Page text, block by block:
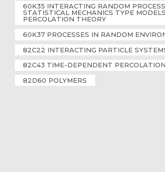
60K35 INTERACTING RANDOM
STATISTICAL MECHANICS TYPE
PERCOLATION THEORY
60K37 PROCESSES IN RANDOM
82C22 INTERACTING PARTICLE
82C43 TIME-DEPENDENT PERCOLATION
82D60 POLYMERS